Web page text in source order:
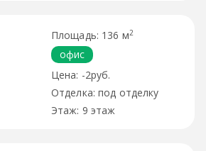
136 м2
офис
-2руб.
под отделку
9 этаж